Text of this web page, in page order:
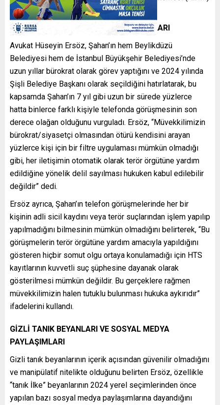
kararlarına atıfla açıkladıklarını dile getirdi.
TELEFON GÖRÜŞMELERİ VE HTS KAYITLARI
Avukat Hüseyin Ersöz, Şahan’ın hem Beylikdüzü
Belediyesi hem de İstanbul Büyükşehir Belediyesi’nde
uzun yıllar bürokrat olarak görev yaptığını ve 2024 yılında
Şişli Belediye Başkanı olarak seçildiğini hatırlatarak, bu
kapsamda Şahan’ın 7 yıl gibi uzun bir sürede yüzlerce
hatta binlerce farklı kişiyle telefonda görüşmesinin son
derece olağan olduğunu vurguladı. Ersöz, “Müvekkilimizin
bürokrat/siyasetçi olmasından ötürü kendisini arayan
yüzlerce kişi için bir filtre uygulaması mümkün olmadığı
gibi, her iletişimin otomatik olarak terör örgütüne yardım
edildiğine yönelik delil sayılması hukuken kabul edilebilir
değildir” dedi.
Ersöz ayrıca, Şahan’ın telefon görüşmelerinde her bir
kişinin adli sicil kaydını veya terör suçlarından işlem yapılıp
yapılmadığını bilmesinin mümkün olmadığını belirterek, “Bu
görüşmelerin terör örgütüne yardım amacıyla yapıldığını
gösteren hiçbir somut olgu ortaya konulamadığı için HTS
kayıtlarının kuvvetli suç şüphesine dayanak olarak
gösterilmesi mümkün değildir. Bu gerçeklere rağmen
müvekkilimizin halen tutuklu bulunması hukuka aykırıdır”
ifadelerini kullandı.
GİZLİ TANIK BEYANLARI VE SOSYAL MEDYA
PAYLAŞIMLARI
Gizli tanık beyanlarının içerik açısından güvenilir olmadığını
ve manipülatif nitelikte olduğunu belirten Ersöz, özellikle
“tanık İlke” beyanlarının 2024 yerel seçimlerinden önce
yapılan bazı sosyal medya paylaşımlarına dayandığını